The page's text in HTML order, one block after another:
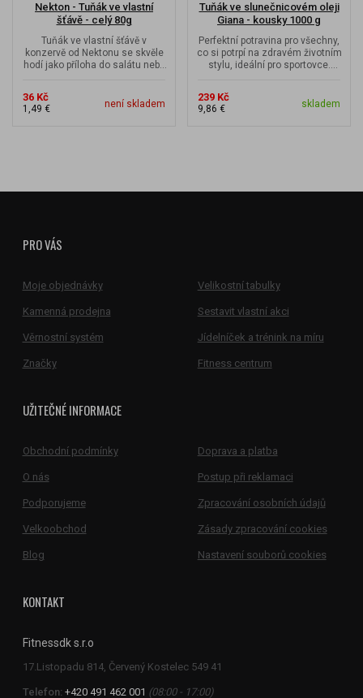
Nekton - Tuňák ve vlastní
šťávě - celý 80g
Tuňák ve vlastní šťávě v
konzervě od Nektonu se skvěle
hodí jako příloha do salátu nebo
36 Kč
1,49 € není skladem
Tuňák ve slunečnicovém oleji
Giana - kousky 1000 g
Perfektní potravina pro všechny,
co si potrpí na zdravém životním
stylu, ideální pro sportovce.
239 Kč
9,86 € skladem
PRO VÁS
Moje objednávky Velikostní tabulky
Kamenná prodejna Sestavit vlastní akci
Věrnostní systém Jídelníček a trénink na míru
Značky Fitness centrum
UŽITEČNÉ INFORMACE
Obchodní podmínky Doprava a platba
O nás Postup při reklamaci
Podporujeme Zpracování osobních údajů
Velkoobchod Zásady zpracování cookies
Blog Nastavení souborů cookies
KONTAKT
Fitnessdk s.r.o
Telefon: +420 491 462 001 (08:00 - 17:00)